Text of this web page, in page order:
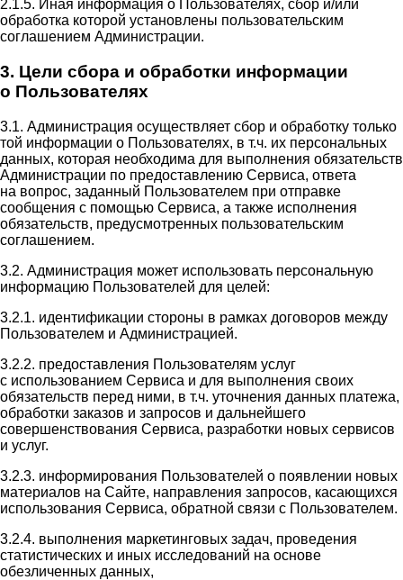
2.1.5. Иная информация о Пользователях, сбор и/или
обработка которой установлены пользовательским
соглашением Администрации.
3. Цели сбора и обработки информации
о Пользователях
3.1. Администрация осуществляет сбор и обработку только
той информации о Пользователях, в т.ч. их персональных
данных, которая необходима для выполнения обязательств
Администрации по предоставлению Сервиса, ответа
на вопрос, заданный Пользователем при отправке
сообщения с помощью Сервиса, а также исполнения
обязательств, предусмотренных пользовательским
соглашением.
3.2. Администрация может использовать персональную
информацию Пользователей для целей:
3.2.1. идентификации стороны в рамках договоров между
Пользователем и Администрацией.
3.2.2. предоставления Пользователям услуг
с использованием Сервиса и для выполнения своих
обязательств перед ними, в т.ч. уточнения данных платежа,
обработки заказов и запросов и дальнейшего
совершенствования Сервиса, разработки новых сервисов
и услуг.
3.2.3. информирования Пользователей о появлении новых
материалов на Сайте, направления запросов, касающихся
использования Сервиса, обратной связи с Пользователем.
3.2.4. выполнения маркетинговых задач, проведения
статистических и иных исследований на основе
обезличенных данных,